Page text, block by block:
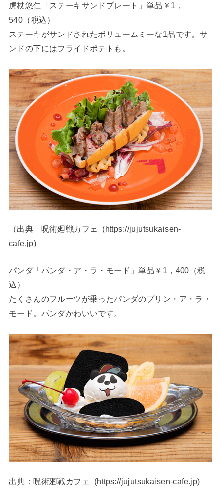
虎杖悠仁「ステーキサンドプレート」単品￥1，
540（税込）
ステーキがサンドされたボリュームミーな1品です。サ
ンドの下にはフライドポテトも。
（出典：呪術廻戦カフェ (https://jujutsukaisen-
cafe.jp)
パンダ「パンダ・ア・ラ・モード」単品￥1，400（税
込）
たくさんのフルーツが乗ったパンダのプリン・ア・ラ・
モード。パンダかわいいです。
出典：呪術廻戦カフェ (https://jujutsukaisen-cafe.jp)